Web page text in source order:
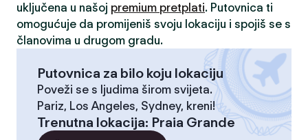
uključena u našoj premium pretplati. Putovnica ti
omogućuje da promijeniš svoju lokaciju i spojiš se s
članovima u drugom gradu.
Putovnica za bilo koju lokaciju
Poveži se s ljudima širom svijeta.
Pariz, Los Angeles, Sydney, kreni!
Trenutna lokacija: Praia Grande